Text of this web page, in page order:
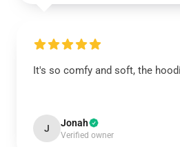
It's so comfy and soft, the
J Jonah
Verified owner